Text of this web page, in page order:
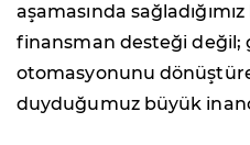
aşamasında
finansman desteği değil;
otomasyonunu
duyduğumuz büyük